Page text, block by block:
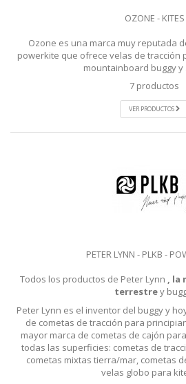
OZONE - KITES
Ozone es una marca muy reputada
powerkite que ofrece velas de tracción
mountainboard buggy y
7 productos
VER PRODUCTOS
PETER LYNN - PLKB -
Todos los productos de Peter Lynn , la
terrestrey
Peter Lynn es el inventor del buggy y
de cometas de tracción para
mayor marca de cometas de cajón
todas las superficies: cometas de
cometas mixtas tierra/mar, cometas
velas globo para